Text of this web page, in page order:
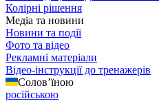
Колірні рішення
Медіа та новини
Новини та події
Фото та відео
Рекламні матеріали
Відео-інструкції до тренажерів
Солов’їною
російською